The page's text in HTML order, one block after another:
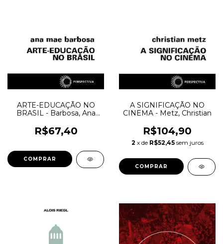
ARTE-EDUCAÇÃO NO
BRASIL - Barbosa, Ana
R$67,40
A SIGNIFICAÇÃO NO
CINEMA - Metz, Christian
R$104,90
2 x de R$52,45 sem juros